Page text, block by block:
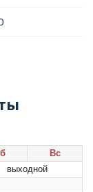
Вс
выходной